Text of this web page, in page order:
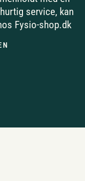
service, kan
Fysio-shop.dk